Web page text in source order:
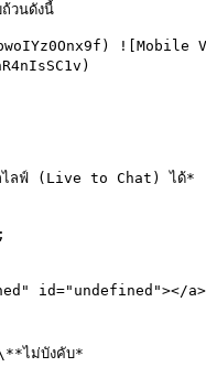
วนดังนี้
![Mobile
เฟซบุ๊กไลฟ์ (Live to
id="undefined"></a>
ไม่บังคับ*